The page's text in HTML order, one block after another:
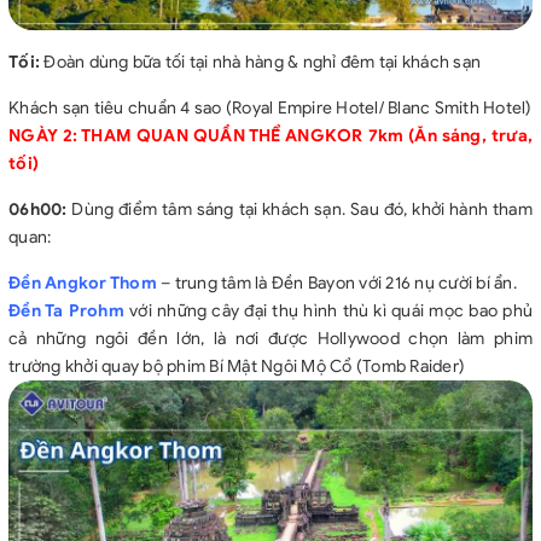
Tối: Đoàn dùng bữa tối tại nhà hàng & nghỉ đêm tại khách sạn
Khách sạn tiêu chuẩn 4 sao (Royal Empire Hotel/ Blanc Smith Hotel)
NGÀY 2: THAM QUAN QUẦN THỂ ANGKOR 7km (Ăn sáng, trưa,
tối)
06h00: Dùng điểm tâm sáng tại khách sạn. Sau đó, khởi hành tham
quan:
Đền Angkor Thom – trung tâm là Đền Bayon với 216 nụ cười bí ẩn.
Đền Ta Prohm với những cây đại thụ hình thù kì quái mọc bao phủ
cả những ngôi đền lớn, là nơi được Hollywood chọn làm phim
trường khởi quay bộ phim Bí Mật Ngôi Mộ Cổ (Tomb Raider)